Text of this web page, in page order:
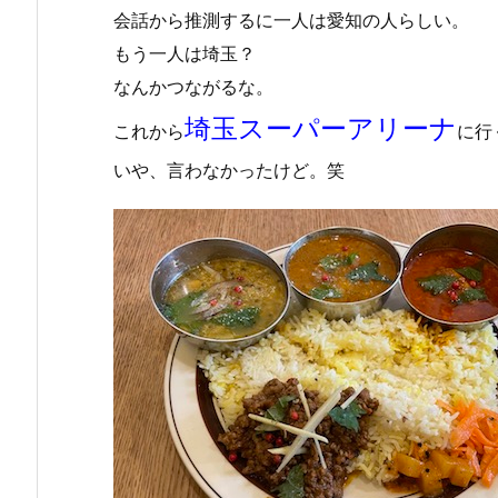
会話から推測するに一人は愛知の人らしい。
もう一人は埼玉？
なんかつながるな。
これから埼玉スーパーアリーナ に行
いや、言わなかったけど。笑